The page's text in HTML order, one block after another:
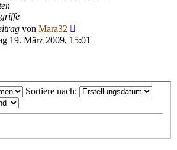
von Mara32
19. März 2009, 15:01
Sortiere nach: